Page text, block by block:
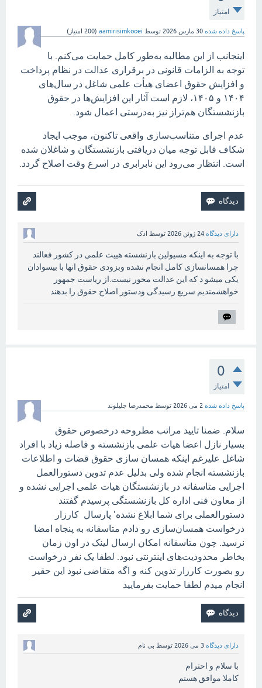
امتیاز
پاسخ داده شده 30 مارس 2026 توسط aamirisimkooei
(
200 امتیاز)
اینجانب از این مطالبه به‌طور کامل حمایت می‌کنم. با
توجه به الزامات قانونی در برقراری عدالت در نظام پرداخت
و افزایش حقوق اعضای هیأت علمی شاغل در سال‌های
۱۴۰۴ و ۱۴۰۵، لازم است آثار این افزایش‌ها در حقوق
بازنشستگان هم‌تراز نیز به‌درستی اعمال شود.
عدم اجرای متناسب‌سازی واقعی تاکنون، موجب ایجاد
شکاف قابل توجه میان دریافتی بازنشستگان و شاغلان شده
است. انتظار می‌رود این نابرابری در اسرع وقت اصلاح گردد.
دارای دیدگاه 24 ژوئن 2026 توسط اذک
با توجه به اینکه مسیولین بازنشسته هییت علمی در کشور فعالند
چرا همسانسازی کامل انجام نشده وبزودی حقوق انها با بیسوادان
یکی میشو د که این عدالت محور نیست.از ریاست جمهور
خواهشمندیم سریع رسیدگی ودستور اصلاح حقوق را بدهند
0
امتیاز
پاسخ داده شده 2 می 2026 توسط محمدرضا جلیلوند
سلام. ضمنا تایید مراتب مطروحه درخصوص حقوق
بسیار نازل اعضا هیات علمی بازنشسته و فاصله زیاد با افراد
شاغل علیرغم اینکه همسان سازی حقوق قضات و اطلاعات
بازنشسته انجام شده ولی بدلیل عدم تدوین دستورالعمل
اجرایی متاسفانه در بازنشستگان هیات علمی اجرایی نشده و
از معاون فنی اداره کل بازنشستگی پرسیدم گفتند
دستورالعملی برای شما ابلاغ نشده' پارسال کارزار
درخواست‌ همسان‌سازی رو دادم متاسفانه به پنجاه امضا
نرسید. چون متاسفانه امکان ارسال لینک در اون زمان
بخاطر محدودیت‌های اینترنتی نبود. لطفا یک نفر درخواست
رو بصورت کارزار تدوین کنه و اگه متقاضی نبود این حقیر
انجام میدم لطفا حمایت بفرمایید
دارای دیدگاه 3 می 2026 توسط بی نام
با سلام و احترام
کاملا موافق هستم